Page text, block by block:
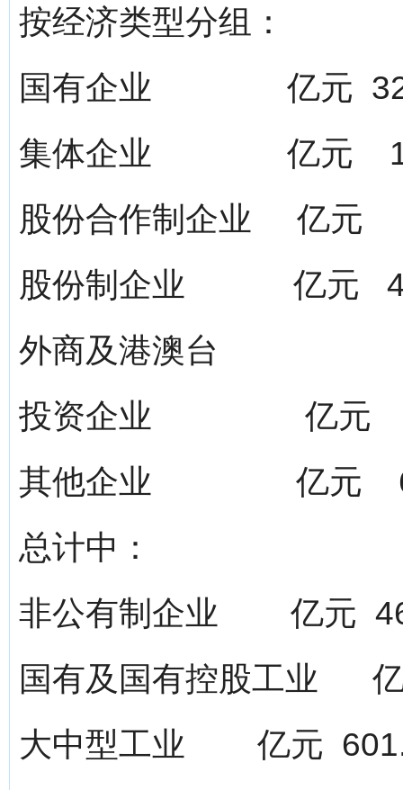
按经济类型分组：
国有企业 亿元
集体企业 亿元
股份合作制企业 亿
股份制企业 亿元
外商及港澳台
投资企业 亿元
其他企业 亿元
总计中：
非公有制企业 亿元
国有及国有控股工业
大中型工业 亿元